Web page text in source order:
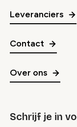
Leveranciers
Contact
Over ons
Schrijf je in